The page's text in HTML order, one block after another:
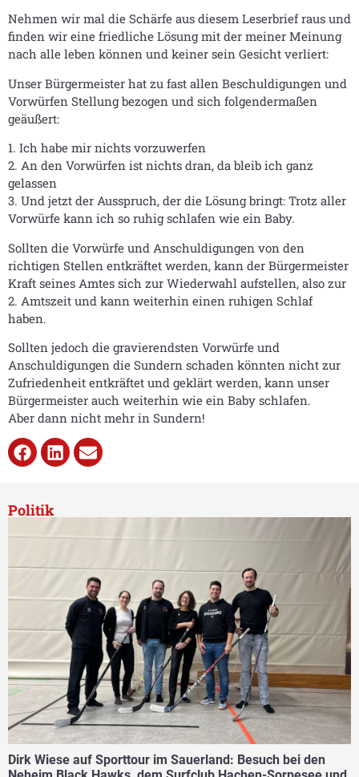
Nehmen wir mal die Schärfe aus diesem Leserbrief raus und
finden wir eine friedliche Lösung mit der meiner Meinung
nach alle leben können und keiner sein Gesicht verliert:
Unser Bürgermeister hat zu fast allen Beschuldigungen und
Vorwürfen Stellung bezogen und sich folgendermaßen
geäußert:
1. Ich habe mir nichts vorzuwerfen
2. An den Vorwürfen ist nichts dran, da bleib ich ganz
gelassen
3. Und jetzt der Ausspruch, der die Lösung bringt: Trotz aller
Vorwürfe kann ich so ruhig schlafen wie ein Baby.
Sollten die Vorwürfe und Anschuldigungen von den
richtigen Stellen entkräftet werden, kann der Bürgermeister
Kraft seines Amtes sich zur Wiederwahl aufstellen, also zur
2. Amtszeit und kann weiterhin einen ruhigen Schlaf
haben.
Sollten jedoch die gravierendsten Vorwürfe und
Anschuldigungen die Sundern schaden könnten nicht zur
Zufriedenheit entkräftet und geklärt werden, kann unser
Bürgermeister auch weiterhin wie ein Baby schlafen.
Aber dann nicht mehr in Sundern!
Politik
Dirk Wiese auf Sporttour im Sauerland: Besuch bei den